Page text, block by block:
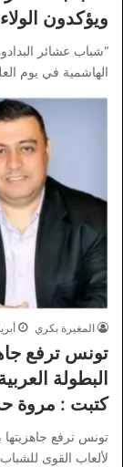
ويؤكدون
“شباب عشائر
الهاشمية في يوم
المغيرة بكري أبريل
تونس ترفع
البطولة
كتبت : مروة
تونس ترفع جاهزيتها
لألعاب القوى